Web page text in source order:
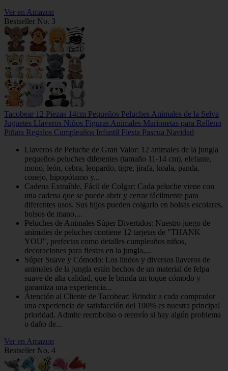
Ver en Amazon
Bestseller No. 3
Tacobear 12 Piezas 14cm Pequeños Peluches Animales de la Selva
Juguetes Llaveros Niños Figuras Animales Marionetas para Relleno
Piñata Regalos Cumpleaños Infantil Fiesta Pascua Navidad
Llaveros de Peluche de Gran Valor: 12 animales de la jungla
pequeños peluches diferentes (tamaño 11-14 cm), elefante,
mono, león, cebra, leopardo, tigre, jirafa, koala, panda,
conejo, hipopótamo y...
Cadena Extraíble, Fácil de Colgar: Cada peluche viene con
una cadena que se puede abrir y cerrar fácilmente para
diferentes usos. Sus hijos pueden colgarlo en bolsas escolares,
bolsos de mano,...
Peluches de Animales Súper Divertidos: Nuestro juego de
animales de peluches contiene 12 tarjetas de "THANK
YOU", perfectas como detalles cumpleaños niños,
decoraciones para fiestas en la jungla,...
Súper Suave y Cómodo: Los lindos y diversos llaveros de
animales de la jungla están hechos de un material de felpa
suave de alta calidad, que le brinda un toque cómodo y
garantiza una experiencia...
Atención al Cliente de Tacobear: Brindar a cada comprador
una experiencia de satisfacción del 100% es nuestra principal
prioridad. Admite reembolso o reenvío si hay algún problema
o daño de...
Ver en Amazon
Bestseller No. 4